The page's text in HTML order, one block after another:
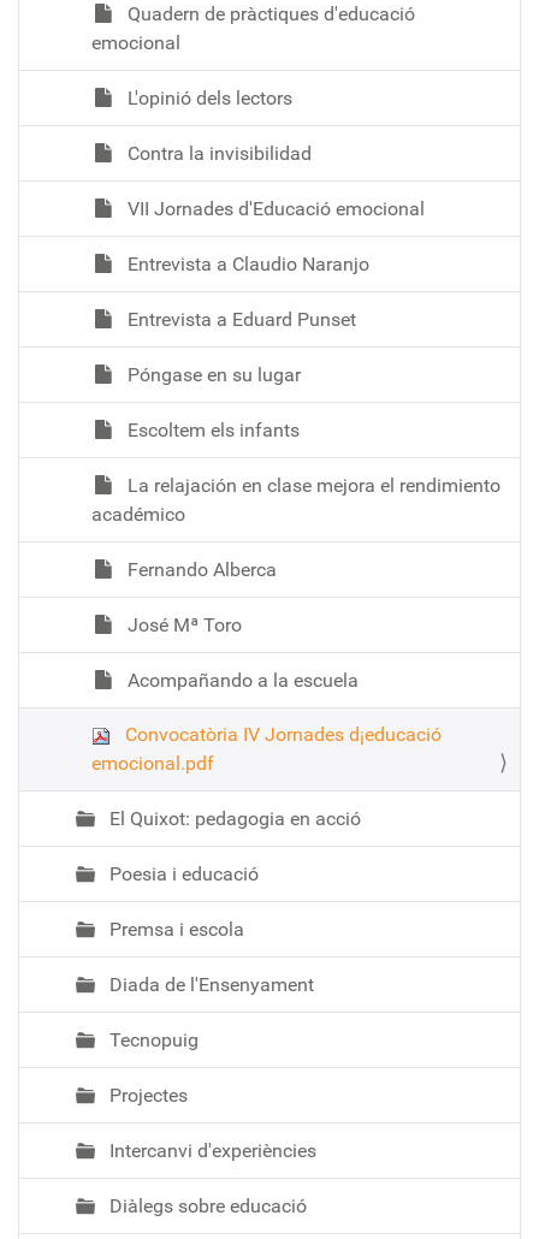
Quadern de pràctiques d'educació
emocional
L'opinió dels lectors
Contra la invisibilidad
VII Jornades d'Educació emocional
Entrevista a Claudio Naranjo
Entrevista a Eduard Punset
Póngase en su lugar
Escoltem els infants
La relajación en clase mejora el rendimiento
académico
Fernando Alberca
José Mª Toro
Acompañando a la escuela
Convocatòria IV Jornades d¡educació
emocional.pdf
El Quixot: pedagogia en acció
Poesia i educació
Premsa i escola
Diada de l'Ensenyament
Tecnopuig
Projectes
Intercanvi d'experiències
Diàlegs sobre educació